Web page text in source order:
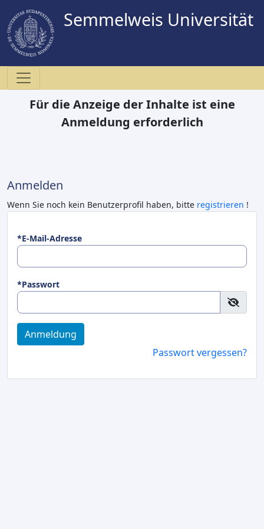
Semmelweis Universität
Für die Anzeige der Inhalte ist eine
Anmeldung erforderlich
Anmelden
Wenn Sie noch kein Benutzerprofil haben, bitte registrieren !
*E-Mail-Adresse
*Passwort
Anmeldung
Passwort vergessen?